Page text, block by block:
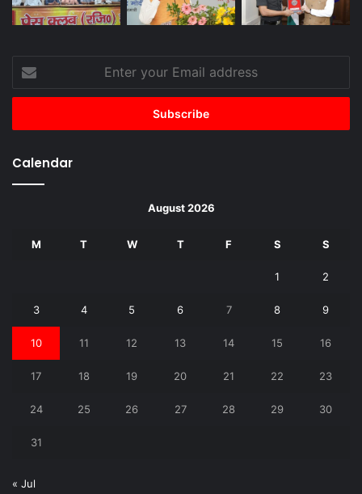
your
Email
Calendar
August 2026
M T W T F S S
1 2
3 4 5 6 7 8 9
10 11 12 13 14 15 16
17 18 19 20 21 22 23
24 25 26 27 28 29 30
31
« Jul